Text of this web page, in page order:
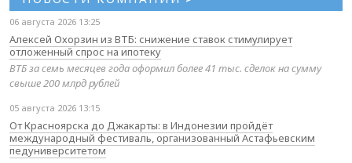
06 августа 2026 13:25
Алексей Охорзин из ВТБ: снижение ставок стимулирует
отложенный спрос на ипотеку
ВТБ за семь месяцев года оформил более 41 тыс. сделок на сумму
свыше 200 млрд рублей
05 августа 2026 13:15
От Красноярска до Джакарты: в Индонезии пройдёт
международный фестиваль, организованный Астафьевским
педуниверситетом